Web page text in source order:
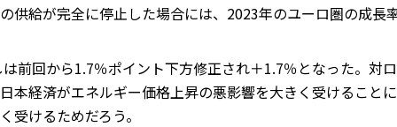
供給が完全に停止した場合には、2023年のユーロ圏の成長
前回から1.7％ポイント下方修正され＋1.7％となった。対
本経済がエネルギー価格上昇の悪影響を大きく受けること
受けるためだろう。